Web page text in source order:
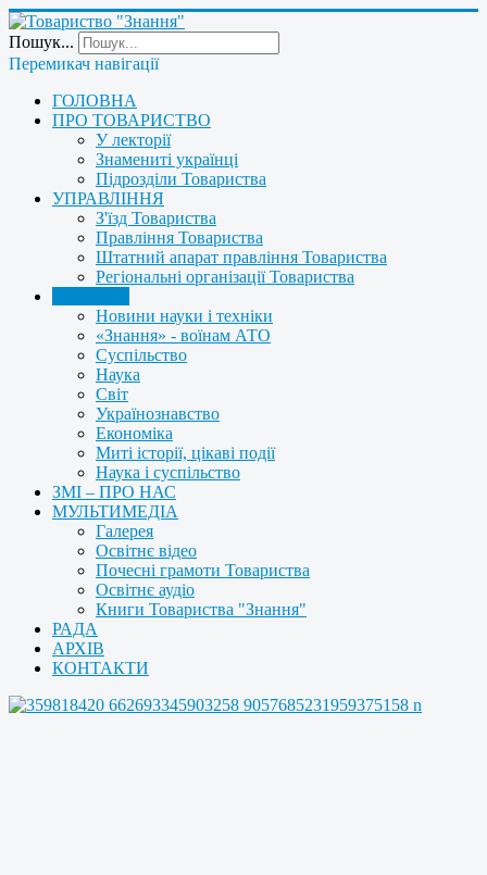
Пошук...
Перемикач навігації
ГОЛОВНА
ПРО ТОВАРИСТВО
У лекторії
Знамениті українці
Підрозділи Товариства
УПРАВЛІННЯ
З'їзд Товариства
Правління Товариства
Штатний апарат правління Товариства
Регіональні організації Товариства
Новини науки і техніки
«Знання» - воїнам АТО
Суспільство
Наука
Світ
Українознавство
Економіка
Миті історії, цікаві події
Наука і суспільство
ЗМІ – ПРО НАС
МУЛЬТИМЕДІА
Галерея
Освітнє відео
Почесні грамоти Товариства
Освітнє аудіо
Книги Товариства "Знання"
РАДА
АРХІВ
КОНТАКТИ